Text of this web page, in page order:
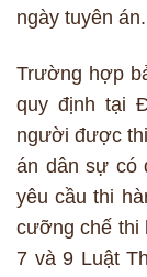
ngày tuyên án.
Trường hợp
quy định tại
người được
án dân sự có
yêu cầu thi
cưỡng chế thi
7 và 9 Luật